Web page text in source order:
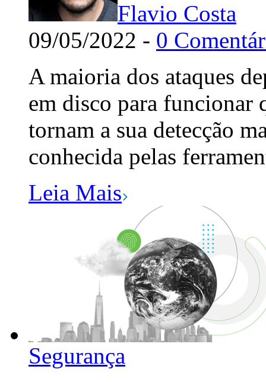
Flavio Costa
09/05/2022 - 0
A maioria dos ataques
em disco para funcionar
tornam a sua detecção
conhecida pelas
Leia Mais
Segurança